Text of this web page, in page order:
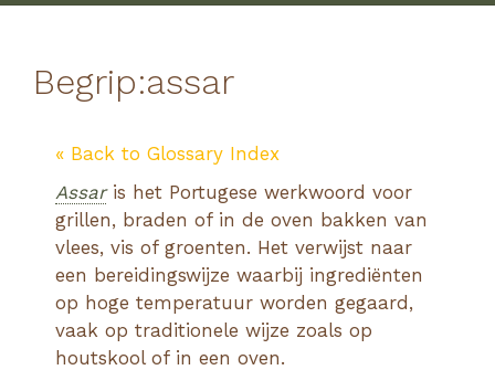
Begrip:assar
« Back to Glossary Index
Assaris het Portugese werkwoord voor
grillen, braden of in de oven bakken van
vlees, vis of groenten. Het verwijst naar
een bereidingswijze waarbij ingrediënten
op hoge temperatuur worden gegaard,
vaak op traditionele wijze zoals op
houtskool of in een oven.